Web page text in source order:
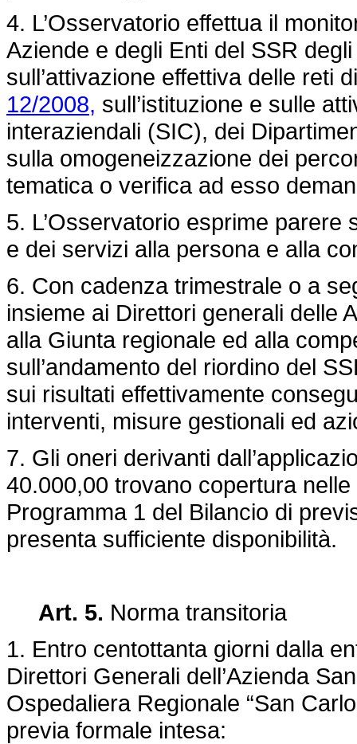
4. L’Osservatorio effettua il
Aziende e degli Enti del SSR
sull’attivazione effettiva delle reti
12/2008, sull’istituzione e sulle
interaziendali (SIC), dei
sulla omogeneizzazione dei
tematica o verifica ad esso
5. L’Osservatorio esprime
e dei servizi alla persona e alla
6. Con cadenza trimestrale o a
insieme ai Direttori generali delle
alla Giunta regionale ed alla
sull’andamento del riordino del
sui risultati effettivamente
interventi, misure gestionali ed
7. Gli oneri derivanti
40.000,00 trovano copertura
Programma 1 del Bilancio di
presenta sufficiente disponibilità.
Art. 5. Norma transitoria
1. Entro centottanta giorni dalla
Direttori Generali dell’Azienda
Ospedaliera Regionale “San
previa formale intesa: